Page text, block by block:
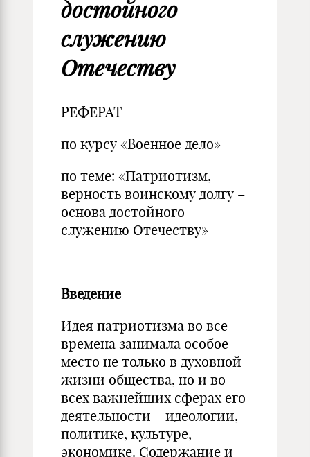
достойного
служению
Отечеству
РЕФЕРАТ
по курсу «Военное дело»
по теме: «Патриотизм,
верность воинскому долгу –
основа достойного
служению Отечеству»
Введение
Идея патриотизма во все
времена занимала особое
место не только в духовной
жизни общества, но и во
всех важнейших сферах его
деятельности – идеологии,
политике, культуре,
экономике. Содержание и